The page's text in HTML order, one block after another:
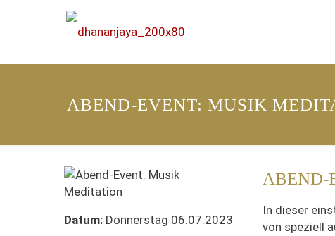
ABEND-EVENT: MUSIK
Datum:Donnerstag 06.07.2023
ABEND-
In dieser
von speziell